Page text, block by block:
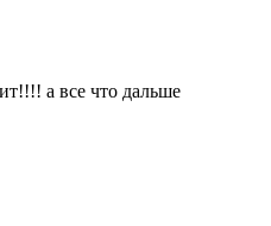
а все что дальше